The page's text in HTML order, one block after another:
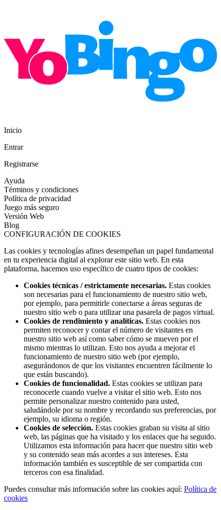
Inicio
Entrar
Registrarse
Ayuda
Términos y condiciones
Política de privacidad
Juego más seguro
Versión Web
Blog
CONFIGURACIÓN DE COOKIES
Las cookies y tecnologías afines desempeñan un papel fundamental
en tu experiencia digital al explorar este sitio web. En esta
plataforma, hacemos uso específico de cuatro tipos de cookies:
Cookies técnicas / estrictamente necesarias. Estas cookies
son necesarias para el funcionamiento de nuestro sitio web,
por ejemplo, para permitirle conectarse a áreas seguras de
nuestro sitio web o para utilizar una pasarela de pagos virtual.
Cookies de rendimiento y analíticas. Estas cookies nos
permiten reconocer y contar el número de visitantes en
nuestro sitio web así como saber cómo se mueven por el
mismo mientras lo utilizan. Esto nos ayuda a mejorar el
funcionamiento de nuestro sitio web (por ejemplo,
asegurándonos de que los visitantes encuentren fácilmente lo
que están buscando).
Cookies de funcionalidad. Estas cookies se utilizan para
reconocerle cuando vuelve a visitar el sitio web. Esto nos
permite personalizar nuestro contenido para usted,
saludándole por su nombre y recordando sus preferencias, por
ejemplo, su idioma o región.
Cookies de selección. Estas cookies graban su visita al sitio
web, las páginas que ha visitado y los enlaces que ha seguido.
Utilizamos esta información para hacer que nuestro sitio web
y su contenido sean más acordes a sus intereses. Esta
información también es susceptible de ser compartida con
terceros con esa finalidad.
Puedes consultar más información sobre las cookies aquí: Política de
cookies